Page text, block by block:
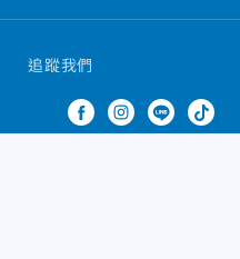
追蹤我們